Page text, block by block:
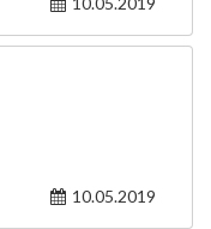
10.05.2019